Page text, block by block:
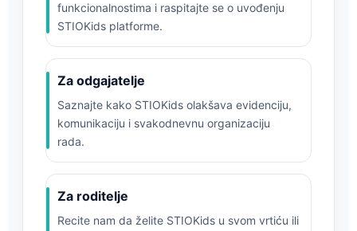
funkcionalnostima i raspitajte se o uvođenju
STIOKids platforme.
Za odgajatelje
Saznajte kako STIOKids olakšava evidenciju,
komunikaciju i svakodnevnu organizaciju
rada.
Za roditelje
Recite nam da želite STIOKids u svom vrtiću ili